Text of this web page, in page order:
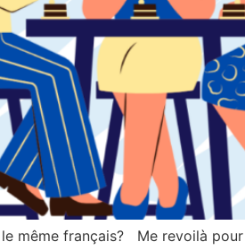
même français? Me revoilà